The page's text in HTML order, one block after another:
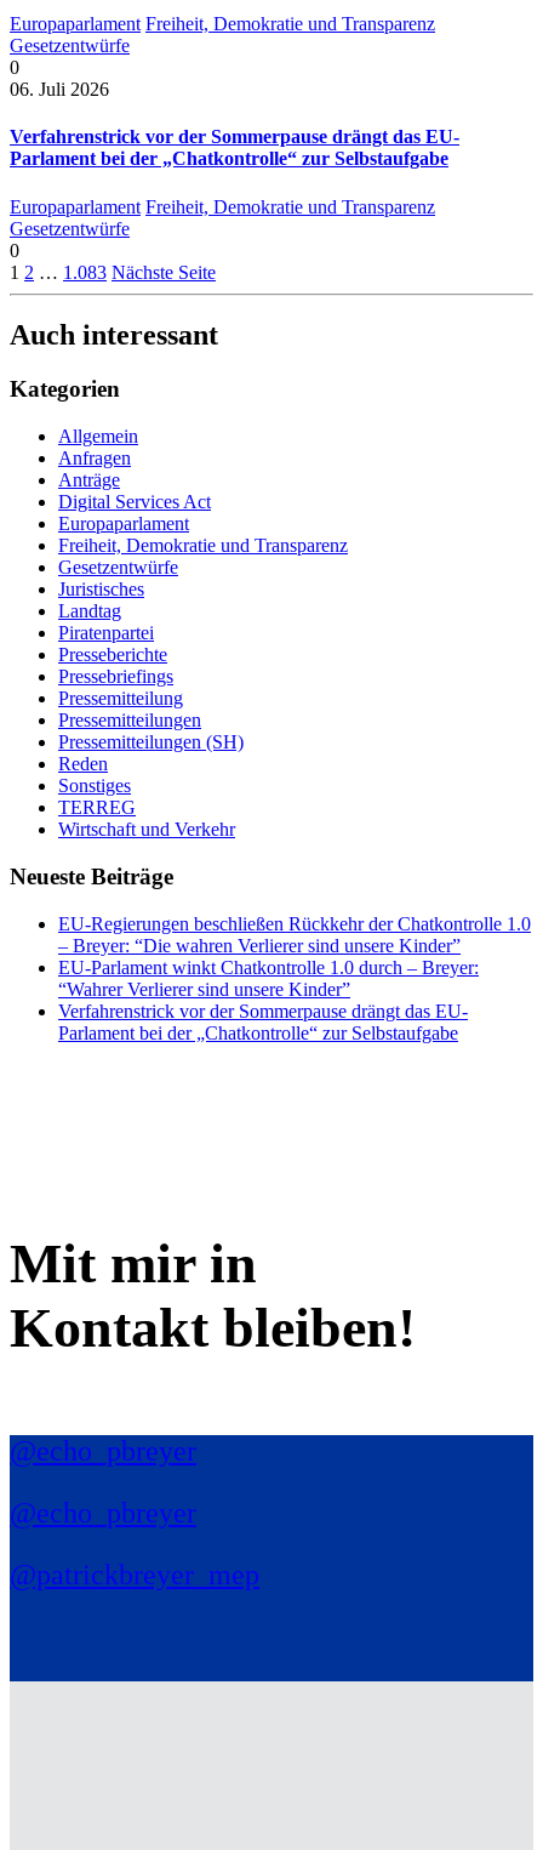
Europaparlament Freiheit, Demokratie und Transparenz
Gesetzentwürfe
0
06. Juli 2026
Verfahrenstrick vor der Sommerpause drängt das EU-
Parlament bei der „Chatkontrolle“ zur Selbstaufgabe
Europaparlament Freiheit, Demokratie und Transparenz
Gesetzentwürfe
0
1 2 … 1.083 Nächste Seite
Auch interessant
Kategorien
Allgemein
Anfragen
Anträge
Digital Services Act
Europaparlament
Freiheit, Demokratie und Transparenz
Gesetzentwürfe
Juristisches
Landtag
Piratenpartei
Presseberichte
Pressebriefings
Pressemitteilung
Pressemitteilungen
Pressemitteilungen (SH)
Reden
Sonstiges
TERREG
Wirtschaft und Verkehr
Neueste Beiträge
EU-Regierungen beschließen Rückkehr der Chatkontrolle 1.0
– Breyer: “Die wahren Verlierer sind unsere Kinder”
EU-Parlament winkt Chatkontrolle 1.0 durch – Breyer:
“Wahrer Verlierer sind unsere Kinder”
Verfahrenstrick vor der Sommerpause drängt das EU-
Parlament bei der „Chatkontrolle“ zur Selbstaufgabe
Mit mir in
Kontakt bleiben!
@echo_pbreyer
@echo_pbreyer
@patrickbreyer_mep